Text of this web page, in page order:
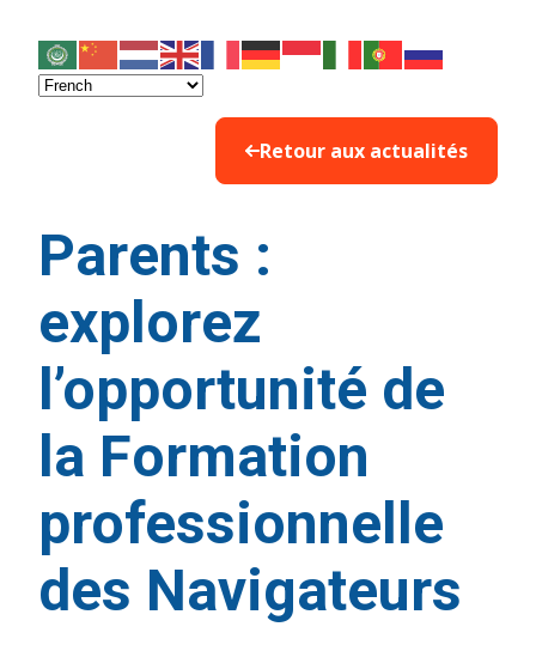
Retour aux actualités
Parents :
explorez
l’opportunité de
la Formation
professionnelle
des Navigateurs